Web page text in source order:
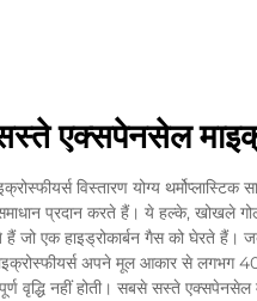
एक्सपेनसेल
विस्तारण योग्य थर्मोप्लास्टिक
प्रदान करते हैं। ये हल्के, खोखले
जो एक हाइड्रोकार्बन गैस को घेरते हैं।
अपने मूल आकार से लगभग
वृद्धि नहीं होती। सबसे सस्ते